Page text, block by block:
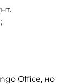
Office, но